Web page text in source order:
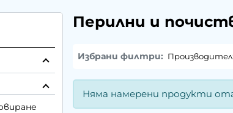
Перилни и
Избрани филтри: Производител:
Няма намерени продукти